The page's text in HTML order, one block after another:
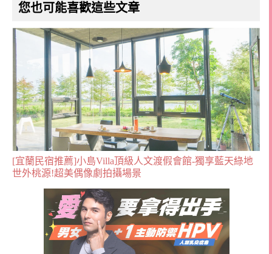
您也可能喜歡這些文章
[宜蘭民宿推薦]小島Villa頂級人文渡假會館-獨享藍天綠地
世外桃源!超美偶像劇拍攝場景